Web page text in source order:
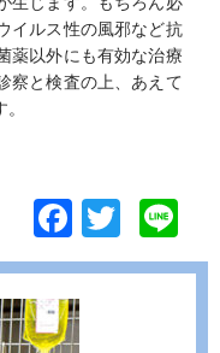
イルス性の風邪など抗
薬以外にも有効な治療
察と検査の上、あえて
F
ac
T
w n